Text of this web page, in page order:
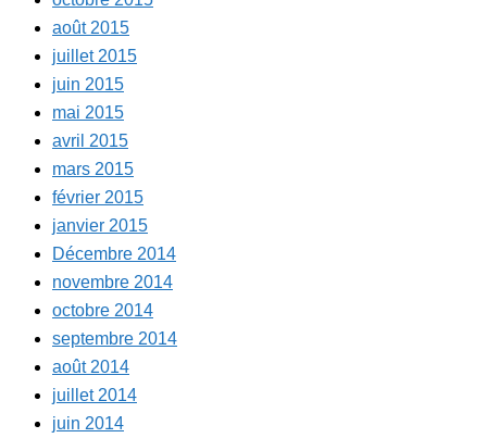
août 2015
juillet 2015
juin 2015
mai 2015
avril 2015
mars 2015
février 2015
janvier 2015
Décembre 2014
novembre 2014
octobre 2014
septembre 2014
août 2014
juillet 2014
juin 2014